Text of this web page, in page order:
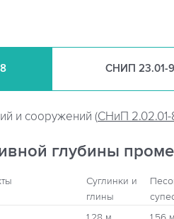
СНИП 23.01-
и сооружений (СНиП 2.02.01-
глубины
Суглинки и
глины